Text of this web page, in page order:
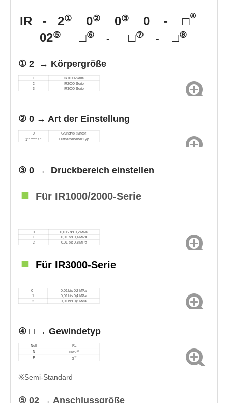
IR - 2①0②0③0 - □④
02⑤ □⑥- □⑦- □⑧
① 2 → Körpergröße
1
IR1000-Serie
2
IR2000-Serie
3
IR3000-Serie
② 0 → Art der Einstellung
0
Grundtyp (Knopf)
1Anmerkung 1) Luftbetriebener Typ
③ 0 → Druckbereich einstellen
■ Für IR1000/2000-Serie
0
0,005 bis 0,2 MPa
1
0,01 bis 0,4 MPa
2
0,01 bis 0,8 MPa
■ Für IR3000-Serie
0
0,01 bis 0,2 MPa
1
0,01 bis 0,4 MPa
2
0,01 bis 0,8 MPa
④ □ → Gewindetyp
Null
Rc
N
NVV※
F G※
※Semi-Standard
⑤ 02 → Anschlussgröße